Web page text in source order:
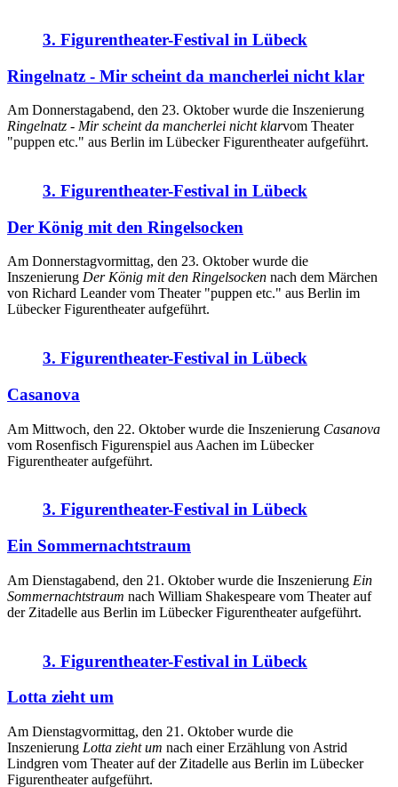
3. Figurentheater-Festival in Lübeck
Ringelnatz - Mir scheint da mancherlei nicht klar
Am Donnerstagabend, den 23. Oktober wurde die Inszenierung
Ringelnatz - Mir scheint da mancherlei nicht klarvom Theater
"puppen etc." aus Berlin im Lübecker Figurentheater aufgeführt.
3. Figurentheater-Festival in Lübeck
Der König mit den Ringelsocken
Am Donnerstagvormittag, den 23. Oktober wurde die
Inszenierung Der König mit den Ringelsocken nach dem Märchen
von Richard Leander vom Theater "puppen etc." aus Berlin im
Lübecker Figurentheater aufgeführt.
3. Figurentheater-Festival in Lübeck
Casanova
Am Mittwoch, den 22. Oktober wurde die Inszenierung Casanova
vom Rosenfisch Figurenspiel aus Aachen im Lübecker
Figurentheater aufgeführt.
3. Figurentheater-Festival in Lübeck
Ein Sommernachtstraum
Am Dienstagabend, den 21. Oktober wurde die Inszenierung Ein
Sommernachtstraum nach William Shakespeare vom Theater auf
der Zitadelle aus Berlin im Lübecker Figurentheater aufgeführt.
3. Figurentheater-Festival in Lübeck
Lotta zieht um
Am Dienstagvormittag, den 21. Oktober wurde die
Inszenierung Lotta zieht um nach einer Erzählung von Astrid
Lindgren vom Theater auf der Zitadelle aus Berlin im Lübecker
Figurentheater aufgeführt.